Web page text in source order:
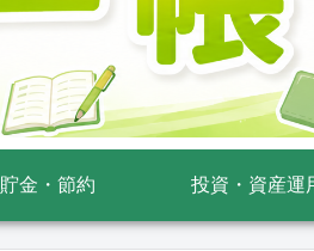
貯金・節約 投資・資産運